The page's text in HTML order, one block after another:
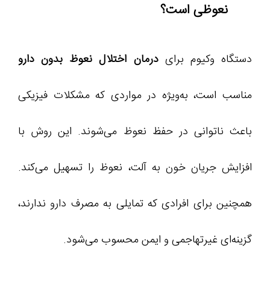
نعوظی است؟
دستگاه وکیوم برایدرمان اختلال نعوظ بدون دارو
مناسب است، به‌ویژه در مواردی که مشکلات فیزیکی
باعث ناتوانی در حفظ نعوظ می‌شوند. این روش با
افزایش جریان خون به آلت، نعوظ را تسهیل می‌کند.
همچنین برای افرادی که تمایلی به مصرف دارو ندارند،
گزینه‌ای غیرتهاجمی و ایمن محسوب می‌شود.